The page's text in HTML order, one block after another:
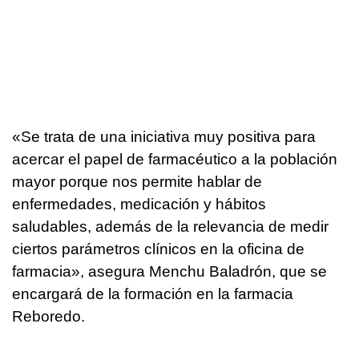
«Se trata de una iniciativa muy positiva para
acercar el papel de farmacéutico a la población
mayor porque nos permite hablar de
enfermedades, medicación y hábitos
saludables, además de la relevancia de medir
ciertos parámetros clínicos en la oficina de
farmacia», asegura Menchu Baladrón, que se
encargará de la formación en la farmacia
Reboredo.